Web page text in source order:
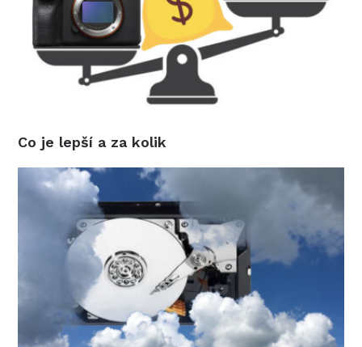
Co je lepší a za kolik